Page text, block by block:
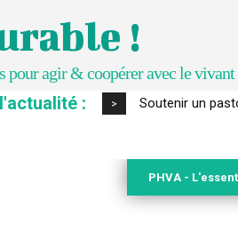
!
pour agir & coopérer avec le vivant
: > S’inspirer de
PHVA -